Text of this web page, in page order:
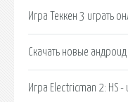
Игра Теккен 3 играть
Скачать новые
Игра Electricman 2: HS -